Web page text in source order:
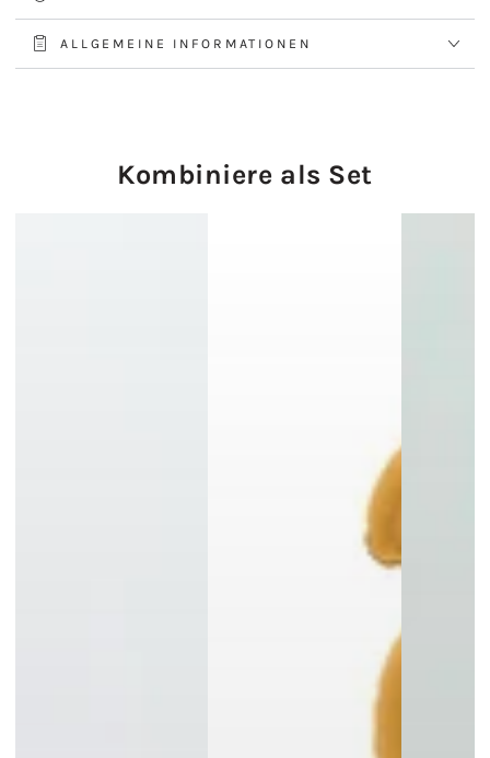
ALLGEMEINE INFORMATIONEN
Kombiniere als Set